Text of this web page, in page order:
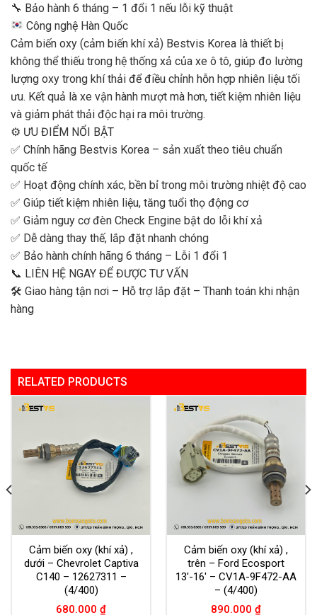
🔧 Bảo hành 6 tháng – 1 đổi 1 nếu lỗi kỹ thuật
Công nghệ Hàn Quốc
Cảm biến oxy (cảm biến khí xả) Bestvis Korea là thiết bị
không thể thiếu trong hệ thống xả của xe ô tô, giúp đo lường
lượng oxy trong khí thải để điều chỉnh hỗn hợp nhiên liệu tối
ưu. Kết quả là xe vận hành mượt mà hơn, tiết kiệm nhiên liệu
và giảm phát thải độc hại ra môi trường.
⚙️ ƯU ĐIỂM NỔI BẬT
✅ Chính hãng Bestvis Korea – sản xuất theo tiêu chuẩn
quốc tế
✅ Hoạt động chính xác, bền bỉ trong môi trường nhiệt độ cao
✅ Giúp tiết kiệm nhiên liệu, tăng tuổi thọ động cơ
✅ Giảm nguy cơ đèn Check Engine bật do lỗi khí xả
✅ Dễ dàng thay thế, lắp đặt nhanh chóng
✅ Bảo hành chính hãng 6 tháng – Lỗi 1 đổi 1
📞 LIÊN HỆ NGAY ĐỂ ĐƯỢC TƯ VẤN
🛠 Giao hàng tận nơi – Hỗ trợ lắp đặt – Thanh toán khi nhận
hàng
RELATED PRODUCTS
Cảm biến oxy (khí xả) ,
dưới – Chevrolet Captiva
C140 – 12627311 –
(4/400)
680.000 ₫
Cảm biến oxy (khí xả) ,
trên – Ford Ecosport
13′-16′ – CV1A-9F472-AA
– (4/400)
890.000 ₫